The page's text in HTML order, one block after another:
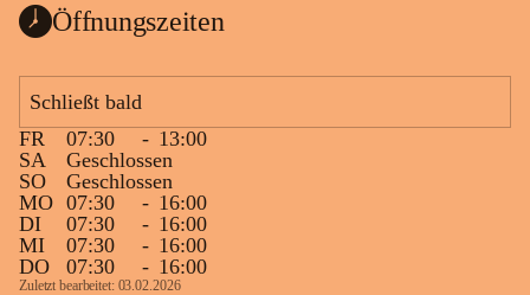
Öffnungszeiten
Schließt bald
FR
07:30 - 13:00
SA
Geschlossen
SO
Geschlossen
MO 07:30 - 16:00
DI
07:30 - 16:00
MI
07:30 - 16:00
DO
07:30 - 16:00
Zuletzt bearbeitet: 03.02.2026